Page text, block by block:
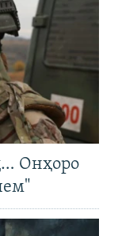
Онҳоро